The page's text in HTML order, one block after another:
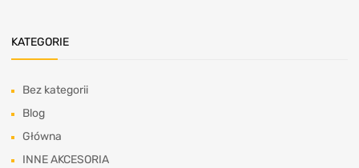
KATEGORIE
Bez kategorii
Blog
Główna
INNE AKCESORIA